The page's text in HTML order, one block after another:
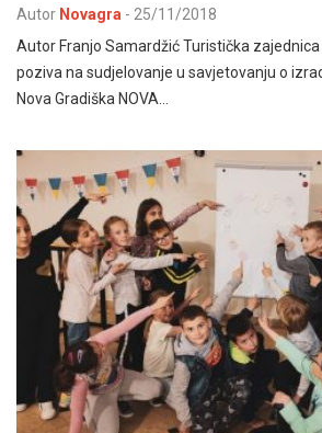
Autor Novagra - 25/11/2018
Autor Franjo Samardžić Turistička zajednica
poziva na sudjelovanje u savjetovanju o
Nova Gradiška NOVA…